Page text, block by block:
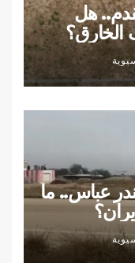
هل
الخارق؟
عباس.. ما